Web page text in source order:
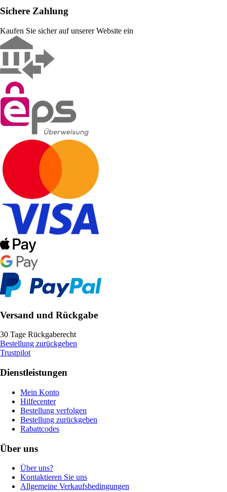
Sichere Zahlung
Kaufen Sie sicher auf unserer Website ein
Versand und Rückgabe
30 Tage Rückgaberecht
Bestellung zurückgeben
Trustpilot
Dienstleistungen
Mein Konto
Hilfecenter
Bestellung verfolgen
Bestellung zurückgeben
Rabattcodes
Über uns
Über uns?
Kontaktieren Sie uns
Allgemeine Verkaufsbedingungen